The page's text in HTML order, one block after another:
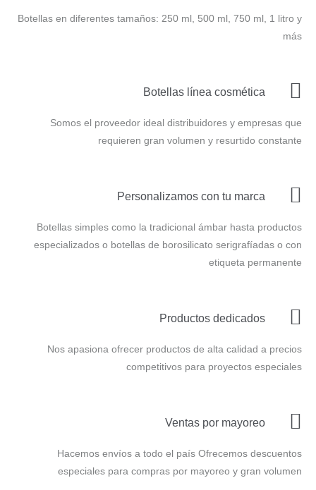
Botellas en diferentes tamaños: 250 ml, 500 ml, 750 ml, 1 litro y
más
Botellas línea cosmética
Somos el proveedor ideal distribuidores y empresas que
requieren gran volumen y resurtido constante
Personalizamos con tu marca
Botellas simples como la tradicional ámbar hasta productos
especializados o botellas de borosilicato serigrafíadas o con
etiqueta permanente
Productos dedicados
Nos apasiona ofrecer productos de alta calidad a precios
competitivos para proyectos especiales
Ventas por mayoreo
Hacemos envíos a todo el país Ofrecemos descuentos
especiales para compras por mayoreo y gran volumen